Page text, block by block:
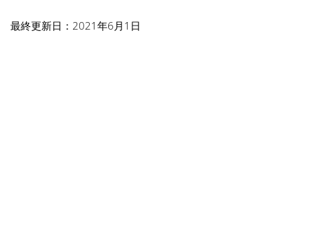
最終更新日：2021年6月1日